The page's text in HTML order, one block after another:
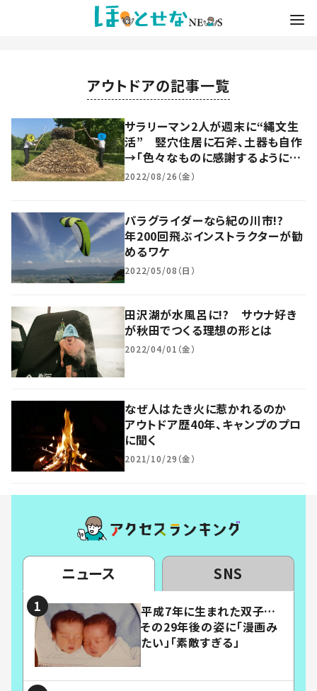
アウトドアの記事一覧
サラリーマン2人が週末に“縄文生
活” 竪穴住居に石斧、土器も自作
→「色々なものに感謝するようにな
りました」
2022/08/26（金）
パラグライダーなら紀の川市!?
年200回飛ぶインストラクターが勧
めるワケ
2022/05/08（日）
田沢湖が水風呂に!? サウナ好き
が秋田でつくる理想の形とは
2022/04/01（金）
なぜ人はたき火に惹かれるのか
アウトドア歴40年、キャンプのプロ
に聞く
2021/10/29（金）
ニュース SNS
平成7年に生まれた双子…
その29年後の姿に「漫画み
たい」「素敵すぎる」